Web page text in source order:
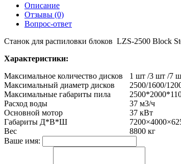
Описание
Отзывы (0)
Вопрос-ответ
Станок для распиловки блоков LZS-2500 Block
Характеристики:
Максимальное количество дисков
1 шт /3 шт /7
Максимальный диаметр дисков
2500/1600/
Максимальные габариты пила
Расход воды
37 м3/ч
Основной мотор
37 кВт
Габариты Д*В*Ш
Вес
8800 кг
Ваше имя: